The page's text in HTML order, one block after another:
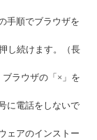
手順でブラウザを
し続けます。（長
ラウザの「×」を
に電話をしないで
ェアのインストー